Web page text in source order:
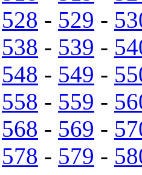
528 - 529 -
538 - 539 -
548 - 549 -
558 - 559 -
568 - 569 -
578 - 579 -